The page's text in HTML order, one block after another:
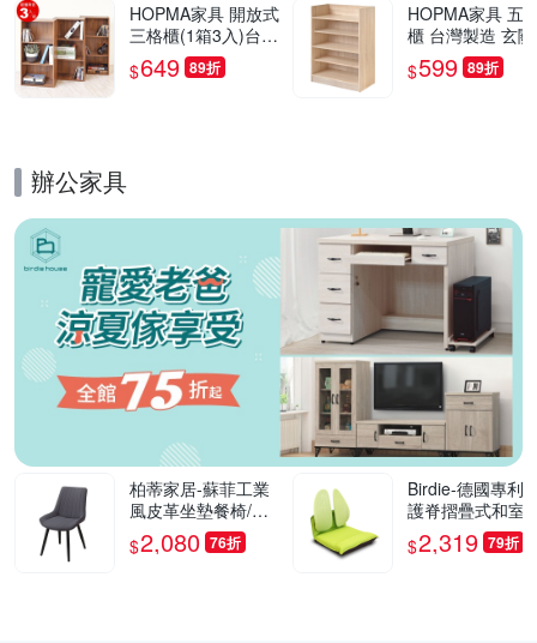
HOPMA家具 開放式
三格櫃(1箱3入)台灣
製造 收納置物櫃 儲
藏玄關櫃 展示空櫃-
$649 89折
HOPMA家具 五
櫃 台灣製造 玄
開放收納櫃 置物
櫃 鞋架-寬60 X
$599 89折
辦公家具
柏蒂家居-蘇菲工業
風皮革坐墊餐椅/休
閒椅(單椅)-55x42x8
2cm
$2,080 76折
Birdie-德國專利
護脊摺疊式和室
綠色-
$2,319 79折